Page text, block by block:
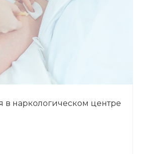
в наркологическом центре